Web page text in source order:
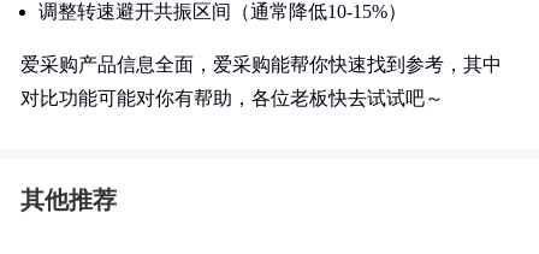
调整转速避开共振区间（通常降低10-15%）
爱采购产品信息全面，爱采购能帮你快速找到参考，其中
对比功能可能对你有帮助，各位老板快去试试吧～
其他推荐